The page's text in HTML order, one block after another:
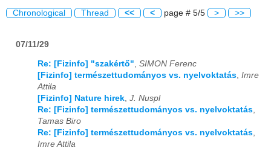
2011 01 02
01 02 03 04 05 06 07 08 12
01 02 03 04 05 06 07 08 09
01 02 03 04
01 02 03
Chronological Thread << < page # 5/5 > >>
07/11/29
Re: [Fizinfo] "szakértő", SIMON Ferenc
[Fizinfo] természettudományos vs. nyelvoktatás, Imre
Attila
[Fizinfo] Nature hirek, J. Nuspl
Re: [Fizinfo] természettudományos vs. nyelvoktatás,
Tamas Biro
Re: [Fizinfo] természettudományos vs. nyelvoktatás,
Imre Attila